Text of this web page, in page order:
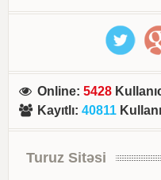
Online:5428
Kayıtlı:40811
Turuz Sitəsi